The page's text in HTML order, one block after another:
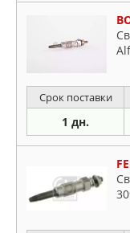
Срок поставки
1 дн.